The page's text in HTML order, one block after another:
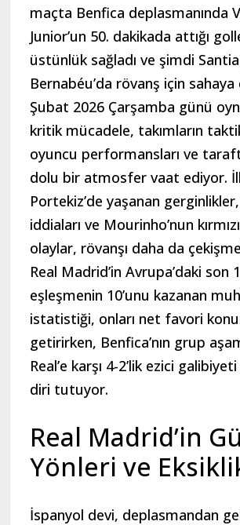
maçta Benfica deplasmanında
Junior’un 50. dakikada attığı
üstünlük sağladı ve şimdi
Bernabéu’da rövanş için sahaya
Şubat 2026 Çarşamba günü
kritik mücadele, takımların
oyuncu performansları ve
dolu bir atmosfer vaat ediyor.
Portekiz’de yaşanan gerginlikler,
iddiaları ve Mourinho’nun
olaylar, rövanşı daha da
Real Madrid’in Avrupa’daki son
eşleşmenin 10’unu kazanan
istatistiği, onları net favori
getirirken, Benfica’nın grup
Real’e karşı 4-2’lik ezici
diri tutuyor.
Real Madrid’in
Yönleri ve
İspanyol devi, deplasmandan